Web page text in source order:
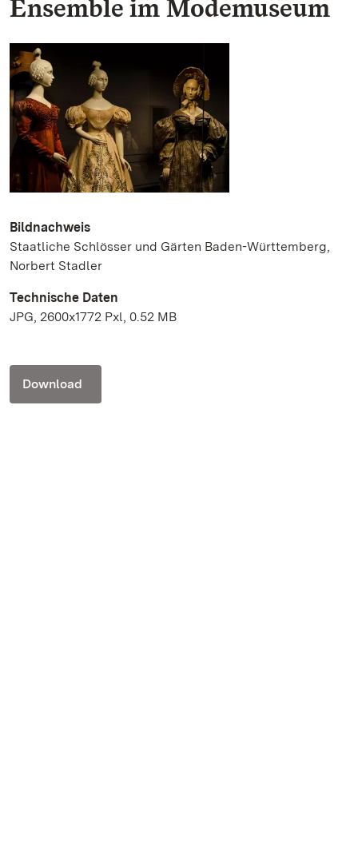
Ensemble im Modemuseum
Bildnachweis
Staatliche Schlösser und Gärten Baden-Württemberg,
Norbert Stadler
Technische Daten
JPG, 2600x1772 Pxl, 0.52 MB
Download